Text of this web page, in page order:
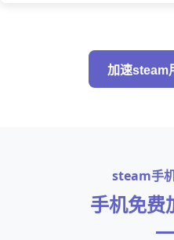
加速steam
steam手
手机免